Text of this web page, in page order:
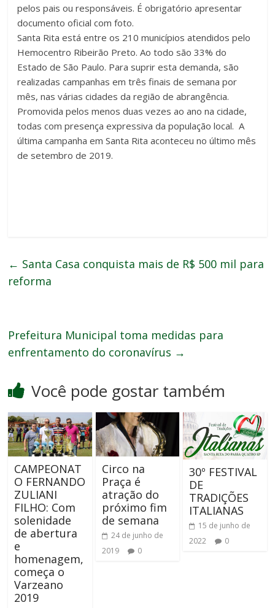
pelos pais ou responsáveis. É obrigatório apresentar
documento oficial com foto.
Santa Rita está entre os 210 municípios atendidos pelo
Hemocentro Ribeirão Preto. Ao todo são 33% do
Estado de São Paulo. Para suprir esta demanda, são
realizadas campanhas em três finais de semana por
mês, nas várias cidades da região de abrangência.
Promovida pelos menos duas vezes ao ano na cidade,
todas com presença expressiva da população local. A
última campanha em Santa Rita aconteceu no último mês
de setembro de 2019.
← Santa Casa conquista mais de R$ 500 mil para
reforma
Prefeitura Municipal toma medidas para
enfrentamento do coronavírus →
Você pode gostar também
CAMPEONAT
O FERNANDO
ZULIANI
FILHO: Com
solenidade
de abertura
e
homenagem,
começa o
Varzeano
2019
Circo na
Praça é
atração do
próximo fim
de semana
24 de junho de
2019
0
30º FESTIVAL
DE
TRADIÇÕES
ITALIANAS
15 de junho de
2022
0